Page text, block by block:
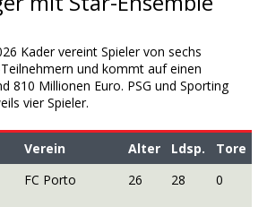
Kader vereint Spieler von sechs
und kommt auf einen
810 Millionen Euro. PSG und Sporting
vier Spieler.
Verein Alter Ldsp.
Tore
FC Porto 26 28 0